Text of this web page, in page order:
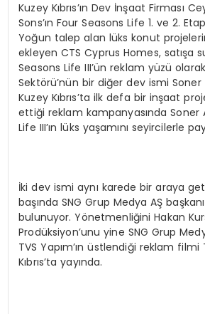
Kuzey Kıbrıs’ın Dev İnşaat Firması
Sons’ın Four Seasons Life 1. ve 2.
Yoğun talep alan lüks konut
ekleyen CTS Cyprus Homes, satışa
Seasons Life III’ün reklam yüzü
Sektörü’nün bir diğer dev ismi Soner
Kuzey Kıbrıs’ta ilk defa bir inşaat
ettiği reklam kampanyasında Soner
Life III’ın lüks yaşamını seyircilerle
İki dev ismi aynı karede bir araya
başında SNG Grup Medya AŞ
bulunuyor. Yönetmenliğini Hakan
Prodüksiyon’unu yine SNG Grup
TVS Yapım’ın üstlendiği reklam
Kıbrıs’ta yayında.